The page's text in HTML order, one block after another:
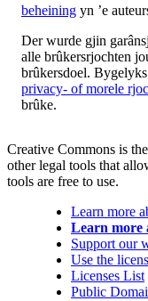
beheining yn ’e
Der wurde gjin
alle brûkersrjochten
brûkersdoel.
privacy- of morele
brûke.
Creative Commons is
other legal tools that
tools are free to use.
Learn more
Learn more
Support our
Use the
Licenses List
Public